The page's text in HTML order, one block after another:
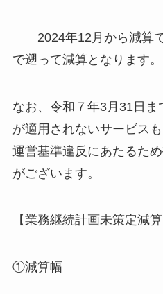
2024年12月から減算で
で遡って減算となります。
なお、令和７年3月31日
が適用されないサービス
運営基準違反にあたるた
がございます。
【業務継続計画未策定減算
①減算幅